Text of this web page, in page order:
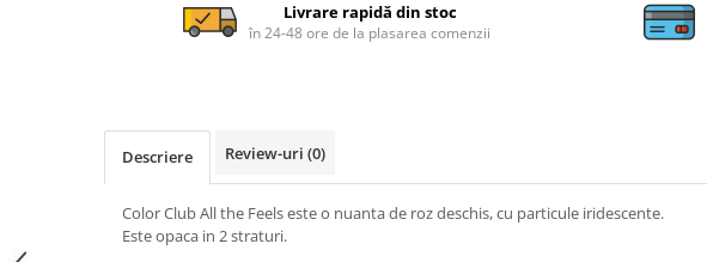
Livrare rapidă din stoc
în 24-48 ore de la plasarea comenzii
Descriere Review-uri (0)
Color Club All the Feels este o nuanta de roz deschis, cu particule iridescente.
Este opaca in 2 straturi.